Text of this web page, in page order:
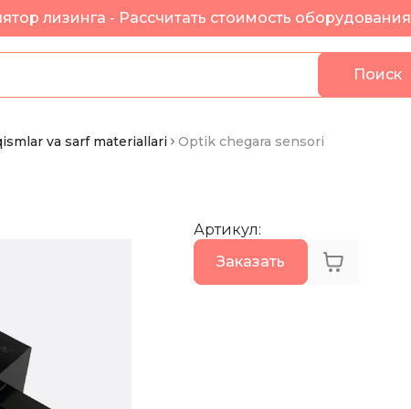
лизинга - Рассчитать стоимость оборудования
Поиск
va sarf materiallari Optik chegara sensori
Артикул:
Заказать